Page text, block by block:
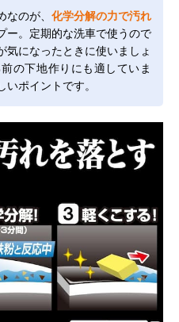
のが、 化学分解の力で汚れ
ー。定期的な洗車で使うので
気になったときに使いましょ
の下地作りにも適していま
ポイントです。